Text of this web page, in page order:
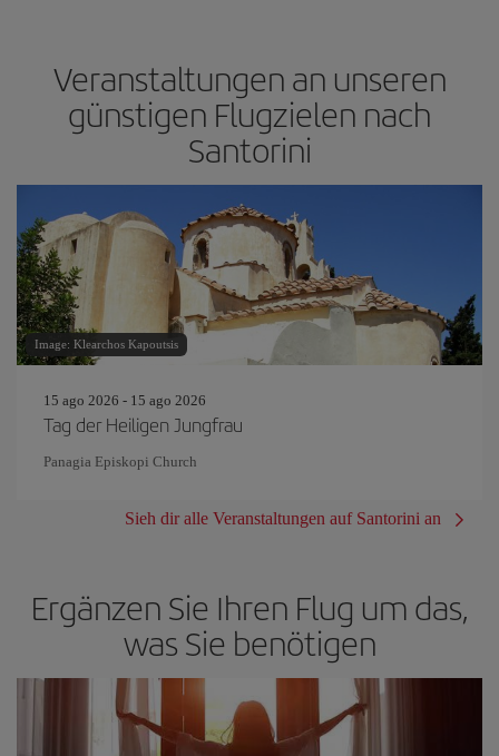
Veranstaltungen an unseren
günstigen Flugzielen nach
Santorini
Image: Klearchos Kapoutsis
15 ago 2026 - 15 ago 2026
Tag der Heiligen Jungfrau
Panagia Episkopi Church
Sieh dir alle Veranstaltungen auf Santorini an
Ergänzen Sie Ihren Flug um das,
was Sie benötigen